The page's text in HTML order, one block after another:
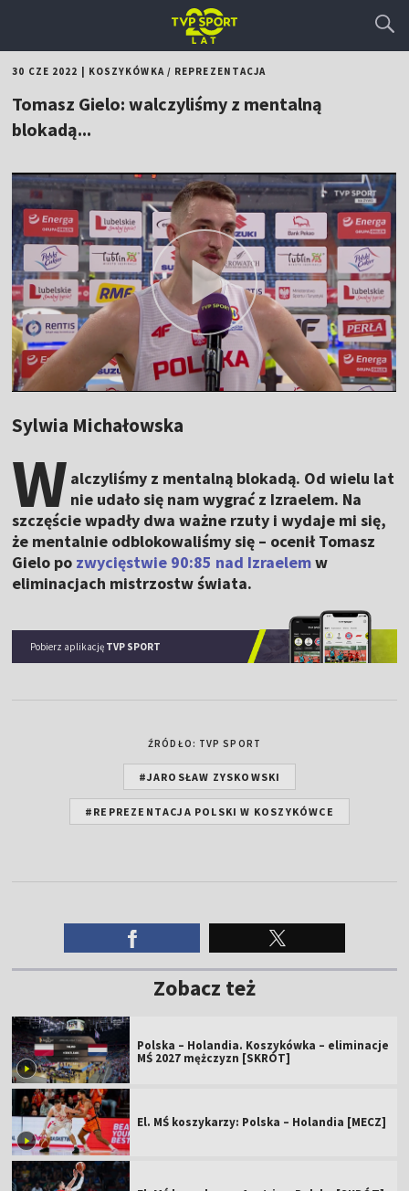
30 CZE 2022 KOSZYKÓWKA/ REPREZENTACJA
Tomasz Gielo: walczyliśmy z mentalną
blokadą...
Sylwia Michałowska
W alczyliśmy z mentalną blokadą. Od wielu lat
nie udało się nam wygrać z Izraelem. Na
szczęście wpadły dwa ważne rzuty i wydaje mi się,
że mentalnie odblokowaliśmy się – ocenił Tomasz
Gielo po zwycięstwie 90:85 nad Izraelemw
eliminacjach mistrzostw świata.
Pobierz aplikację TVP SPORT
ŹRÓDŁO: TVP SPORT
#JAROSŁAW ZYSKOWSKI
#REPREZENTACJA POLSKI W KOSZYKÓWCE
Zobacz też
Polska – Holandia. Koszykówka – eliminacje
MŚ 2027 mężczyzn [SKRÓT]
El. MŚ koszykarzy: Polska – Holandia [MECZ]